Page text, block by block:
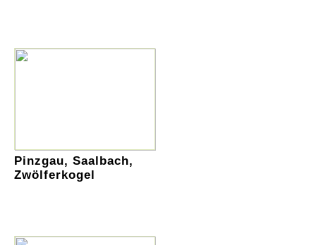
Pinzgau, Saalbach,
Zwölferkogel